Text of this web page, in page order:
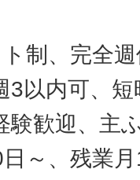
制、完全
3以内可、
験歓迎、主
～、残業